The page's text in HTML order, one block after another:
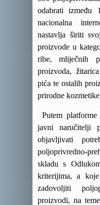
odabrati između
nacionalna
nastavlja širiti
proizvode u
ribe, mliječnih
proizvoda,
pića te ostalih
prirodne
Putem
javni naručitelji
objavljivati
poljoprivredno-
skladu s
kriterijima, a
zadovoljiti
proizvodi, na